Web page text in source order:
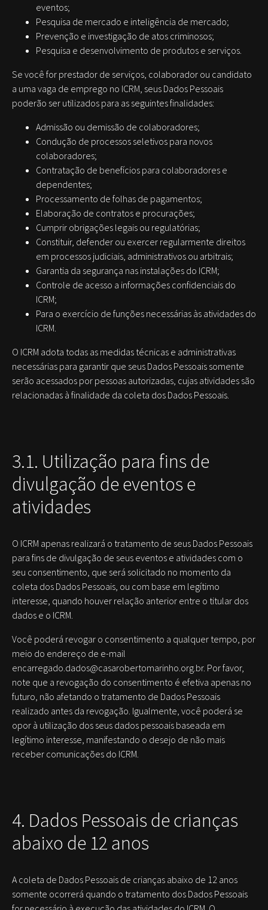
eventos;
Pesquisa de mercado e inteligência de mercado;
Prevenção e investigação de atos criminosos;
Pesquisa e desenvolvimento de produtos e serviços.
Se você for prestador de serviços, colaborador ou candidato
a uma vaga de emprego no ICRM, seus Dados Pessoais
poderão ser utilizados para as seguintes finalidades:
Admissão ou demissão de colaboradores;
Condução de processos seletivos para novos
colaboradores;
Contratação de benefícios para colaboradores e
dependentes;
Processamento de folhas de pagamentos;
Elaboração de contratos e procurações;
Cumprir obrigações legais ou regulatórias;
Constituir, defender ou exercer regularmente direitos
em processos judiciais, administrativos ou arbitrais;
Garantia da segurança nas instalações do ICRM;
Controle de acesso a informações confidenciais do
ICRM;
Para o exercício de funções necessárias às atividades do
ICRM.
O ICRM adota todas as medidas técnicas e administrativas
necessárias para garantir que seus Dados Pessoais somente
serão acessados por pessoas autorizadas, cujas atividades são
relacionadas à finalidade da coleta dos Dados Pessoais.
3.1. Utilização para fins de
divulgação de eventos e
atividades
O ICRM apenas realizará o tratamento de seus Dados Pessoais
para fins de divulgação de seus eventos e atividades com o
seu consentimento, que será solicitado no momento da
coleta dos Dados Pessoais, ou com base em legítimo
interesse, quando houver relação anterior entre o titular dos
dados e o ICRM.
Você poderá revogar o consentimento a qualquer tempo, por
meio do endereço de e-mail
encarregado.dados@casarobertomarinho.org.br. Por favor,
note que a revogação do consentimento é efetiva apenas no
futuro, não afetando o tratamento de Dados Pessoais
realizado antes da revogação. Igualmente, você poderá se
opor à utilização dos seus dados pessoais baseada em
legítimo interesse, manifestando o desejo de não mais
receber comunicações do ICRM.
4. Dados Pessoais de crianças
abaixo de 12 anos
A coleta de Dados Pessoais de crianças abaixo de 12 anos
somente ocorrerá quando o tratamento dos Dados Pessoais